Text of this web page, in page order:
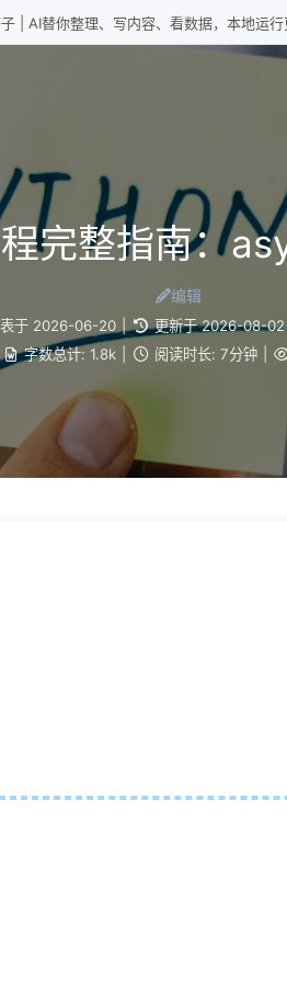
| AI替你整理、写内容、看数据，本地运行
完整指南：
编辑
于 2026-06-20 更新于 2026-08-02
字数总计: 1.8k 阅读时长: 7分钟